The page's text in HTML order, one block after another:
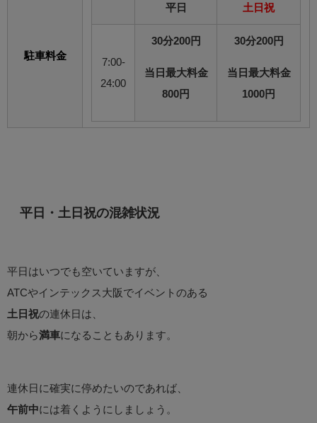
駐車料金
平日 土日祝
7:00-
24:00
30分200円
当日最大料金
800円
30分200円
当日最大料金
1000円
平日・土日祝の混雑状況
平日はいつでも空いていますが、
ATCやインテックス大阪でイベントのある
土日祝の連休日は、
朝から満車になることもあります。
連休日に確実に停めたいのであれば、
午前中には着くようにしましょう。